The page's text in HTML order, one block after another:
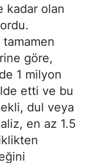
kadar olan
göre,
1 milyon
etti ve bu
dul veya
en az 1.5